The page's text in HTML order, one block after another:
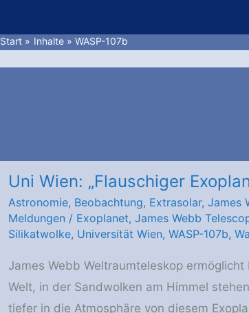
Start Inhalte WASP-107b
Uni Wien: „Flauschiger
Astronomie, Beobachtung, Extrasolar, James
Meldungen / Exoplanet, James Webb
Silikatwolke, Universität Wien, WASP-107b,
James Webb Weltraumteleskop
Welt, in der Sandwolken am Himmel
tiefer in die Atmosphäre von diesem